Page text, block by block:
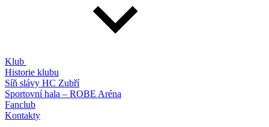
Klub
Historie klubu
Síň slávy HC Zubří
Sportovní hala – ROBE Aréna
Fanclub
Kontakty